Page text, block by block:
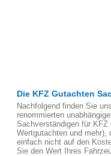
Die KFZ Gutachten
Nachfolgend finden Sie
renommierten
Sachverständigen für
Wertgutachten und mehr),
einfach nicht auf den
Sie den Wert Ihres